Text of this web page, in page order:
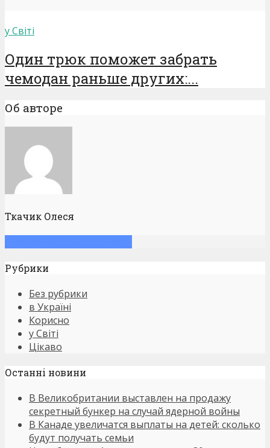
у Світі
Один трюк поможет забрать
чемодан раньше других:...
Об авторе
Ткачик Олеся
Рубрики
Без рубрики
в Україні
Корисно
у Світі
Цікаво
Останнi новини
В Великобритании выставлен на продажу
секретный бункер на случай ядерной войны
В Канаде увеличатся выплаты на детей: сколько
будут получать семьи